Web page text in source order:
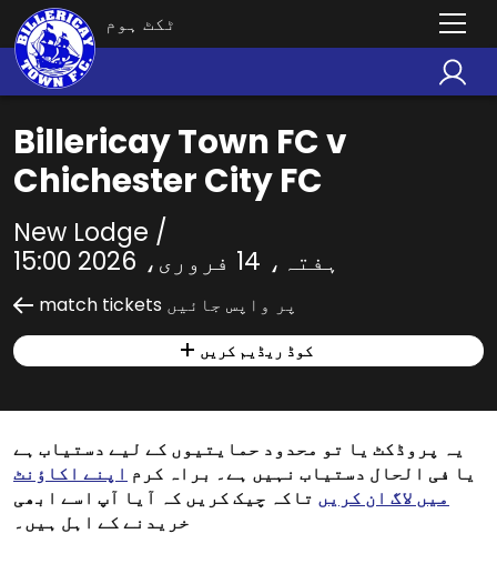
ٹکٹ ہوم
Billericay Town FC v
Chichester City FC
New Lodge /
ہفتہ، 14 فروری، 2026 15:00
match tickets پر واپس جائیں
کوڈ ریڈیم کریں
یہ پروڈکٹ یا تو محدود حمایتیوں کے لیے دستیاب ہے
یا فی الحال دستیاب نہیں ہے۔ براہ کرم اپنے اکاؤنٹ
میں لاگ ان کریں تاکہ چیک کریں کہ آیا آپ اسے ابھی
خریدنے کے اہل ہیں۔